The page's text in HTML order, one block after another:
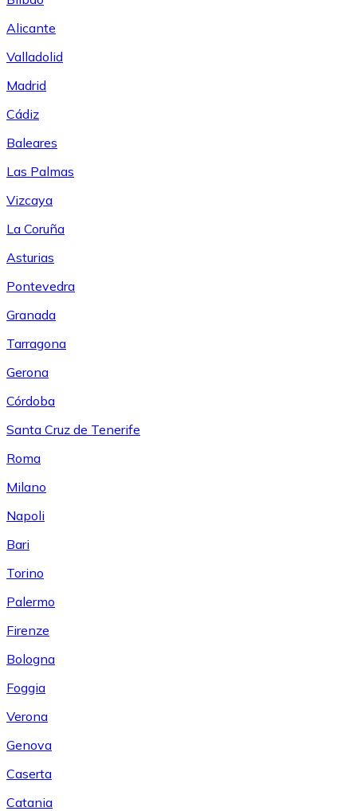
Alicante
Valladolid
Madrid
Cádiz
Baleares
Las Palmas
Vizcaya
La Coruña
Asturias
Pontevedra
Granada
Tarragona
Gerona
Córdoba
Santa Cruz de Tenerife
Roma
Milano
Napoli
Bari
Torino
Palermo
Firenze
Bologna
Foggia
Verona
Genova
Caserta
Catania